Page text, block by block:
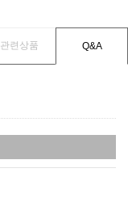
관련상품 Q&A